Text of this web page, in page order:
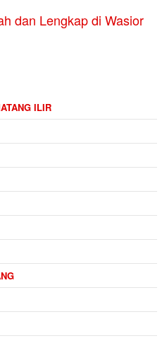
dan Lengkap di Wasior
ILIR